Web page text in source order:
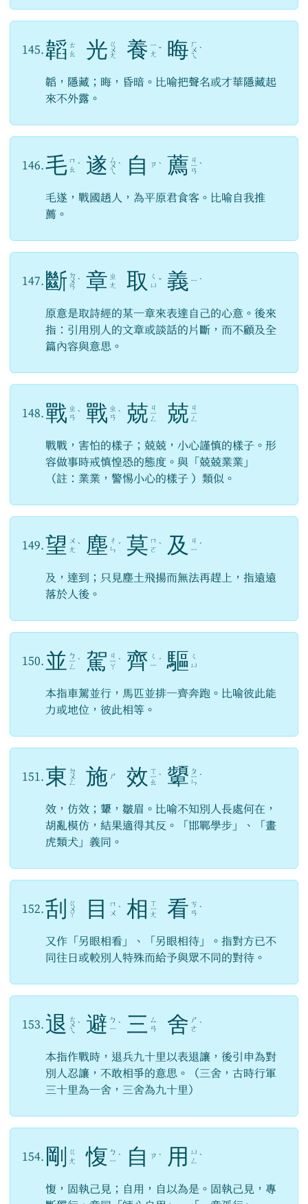
145. 韜 ㄊ
ㄠ
光 ㄍ
ㄨ
ㄤ 養 ㄧ
ㄤ ˇ 晦 ㄏ
ㄨ
ㄟ
ˋ
韜，隱藏；晦，昏暗。比喻把聲名或才華隱藏起
來不外露。
146. 毛 ㄇ
ㄠ ˊ 遂 ㄙ
ㄨ
ㄟ
ˋ 自 ㄗ ˋ 薦 ㄐ
ㄧ
ㄢ
ˋ
毛遂，戰國趙人，為平原君食客。比喻自我推
薦。
147. 斷 ㄉ
ㄨ
ㄢ
ˋ 章 ㄓ
ㄤ
取
ㄑ
ㄩ ˇ 義 ㄧ ˋ
原意是取詩經的某一章來表達自己的心意。後來
指：引用別人的文章或談話的片斷，而不顧及全
篇內容與意思。
148. 戰 ㄓ
ㄢ ˋ 戰 ㄓ
ㄢ ˋ 兢 ㄐ
ㄧ
ㄥ 兢 ㄐ
ㄧ
ㄥ
戰戰，害怕的樣子；兢兢，小心謹慎的樣子。形
容做事時戒慎惶恐的態度。與「兢兢業業」
（註：業業，警惕小心的樣子 ）類似。
149. 望
ㄨ
ㄤ ˋ 塵 ㄔ
ㄣ ˊ 莫 ㄇ
ㄛ ˋ 及
ㄐ
ㄧ ˊ
及，達到；只見塵土飛揚而無法再趕上，指遠遠
落於人後。
150. 並 ㄅ
ㄧ
ㄥ
ˋ 駕 ㄐ
ㄧ
ㄚ
ˋ 齊 ㄑ
ㄧ ˊ 驅 ㄑ
ㄩ
本指車駕並行，馬匹並排一齊奔跑。比喻彼此能
力或地位，彼此相等。
151. 東 ㄉ
ㄨ
ㄥ 施 ㄕ 效 ㄒ
ㄧ
ㄠ
ˋ 顰 ㄆ
ㄧ
ㄣ
ˊ
效，仿效；顰，皺眉。比喻不知別人長處何在，
胡亂模仿，結果適得其反。「邯鄲學步」、「畫
虎類犬」義同。
152. 刮 ㄍ
ㄨ
ㄚ 目
ㄇ
ㄨ ˋ 相 ㄒ
ㄧ
ㄤ 看 ㄎ
ㄢ ˋ
又作「另眼相看」、「另眼相待」。指對方已不
同往日或較別人特殊而給予與眾不同的對待。
153. 退 ㄊ
ㄨ
ㄟ
ˋ 避 ㄅ
ㄧ ˋ 三 ㄙ
ㄢ
舍 ㄕ
ㄜ ˋ
本指作戰時，退兵九十里以表退讓，後引申為對
別人忍讓，不敢相爭的意思。（三舍，古時行軍
三十里為一舍，三舍為九十里）
154. 剛
ㄍ
ㄤ
愎 ㄅ
ㄧ ˋ 自 ㄗ ˋ 用
ㄩ
ㄥ ˋ
愎，固執己見；自用，自以為是。固執己見，專